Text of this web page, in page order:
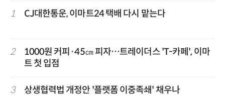
1 CJ대한통운, 이마트24 택배 다시 맡는다
2
1000원 커피·45㎝ 피자…트레이더스 'T-카페', 이마
트 첫 입점
3 상생협력법 개정안 '플랫폼 이중족쇄' 채우나